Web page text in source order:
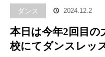
スン‼️
ダンス 2024.12.2
本日は今年2回目の
校にてダンスレッ